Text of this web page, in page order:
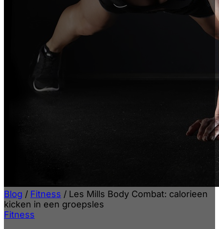
Blog / Fitness / Les Mills Body Combat: calorieen
kicken in een groepsles
Fitness